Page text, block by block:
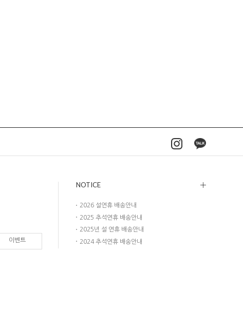
이벤트
NOTICE
2026 설연휴 배송안내
2025 추석연휴 배송안내
2025년 설 연휴 배송안내
2024 추석연휴 배송안내